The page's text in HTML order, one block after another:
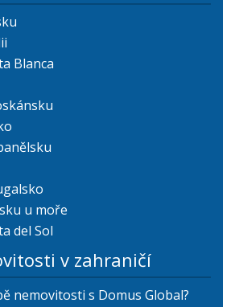
Blanca
u moře
del Sol
v zahraničí
nemovitosti s Domus Global?